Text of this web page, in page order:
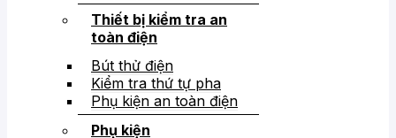
Thiết bị kiểm tra an
toàn điện
Bút thử điện
Kiểm tra thứ tự pha
Phụ kiện an toàn điện
Phụ kiện